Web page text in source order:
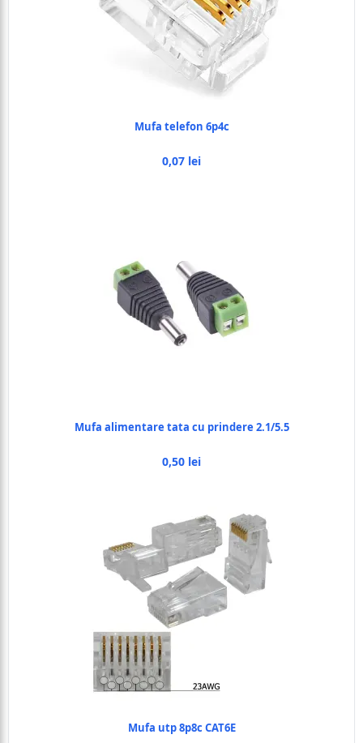
Mufa telefon 6p4c
0,07 lei
Mufa alimentare tata cu prindere 2.1/5.5
0,50 lei
Mufa utp 8p8c CAT6E